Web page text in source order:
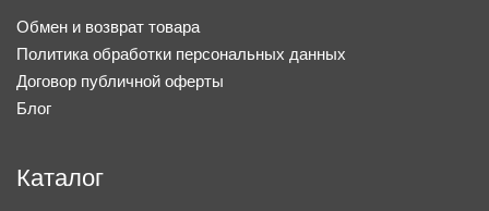
Обмен и возврат товара
Политика обработки персональных данных
Договор публичной оферты
Блог
Каталог